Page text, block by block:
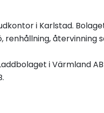
i Karlstad.
renhållning, återvinning
i Värmland